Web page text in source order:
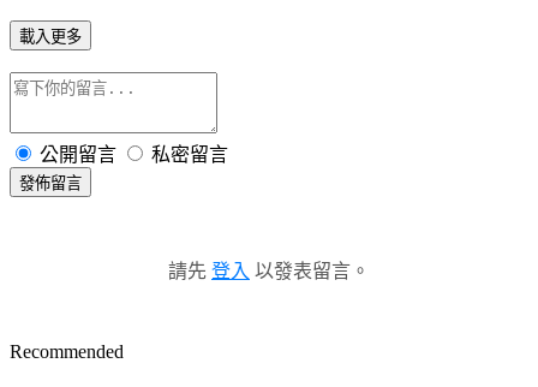
載入更多
公開留言 私密留言
發佈留言
請先 登入 以發表留言。
Recommended